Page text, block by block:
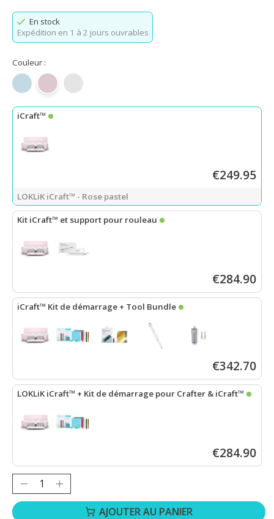
En stock
Expédition en 1 à 2 jours ouvrables
Couleur :
Bleu bulleRose pastelBlanc marguerite
iCraft™
€249.95
LOKLiK iCraft™ - Rose pastel
Kit iCraft™ et support pour rouleau
€284.90
LOKLiK iCraft™ - Rose pastel
iCraft™ Kit de démarrage + Tool Bundle
€342.70
LOKLiK iCraft™ - Rose Pastel Kit de démarrage pour Crafter
LOKLiK iCraft™ + Kit de démarrage pour Crafter & iCraft™
€284.90
LOKLiK iCraft™ - Rose pastel
Quantité :
AJOUTER AU PANIER